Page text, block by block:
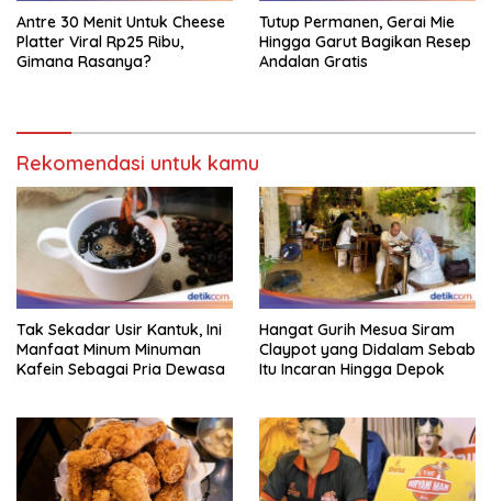
Antre 30 Menit Untuk Cheese
Platter Viral Rp25 Ribu,
Gimana Rasanya?
Tutup Permanen, Gerai Mie
Hingga Garut Bagikan Resep
Andalan Gratis
Rekomendasi untuk kamu
Tak Sekadar Usir Kantuk, Ini
Manfaat Minum Minuman
Kafein Sebagai Pria Dewasa
Hangat Gurih Mesua Siram
Claypot yang Didalam Sebab
Itu Incaran Hingga Depok